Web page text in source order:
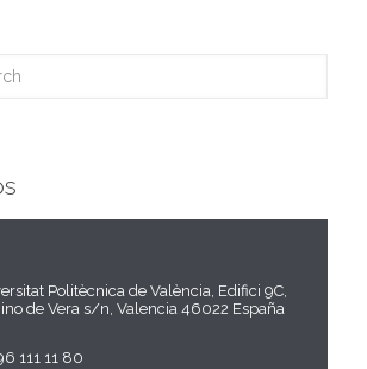
Politècnica de València, Edifici 9C,
de Vera s/n, Valencia 46022 España
111 11 80